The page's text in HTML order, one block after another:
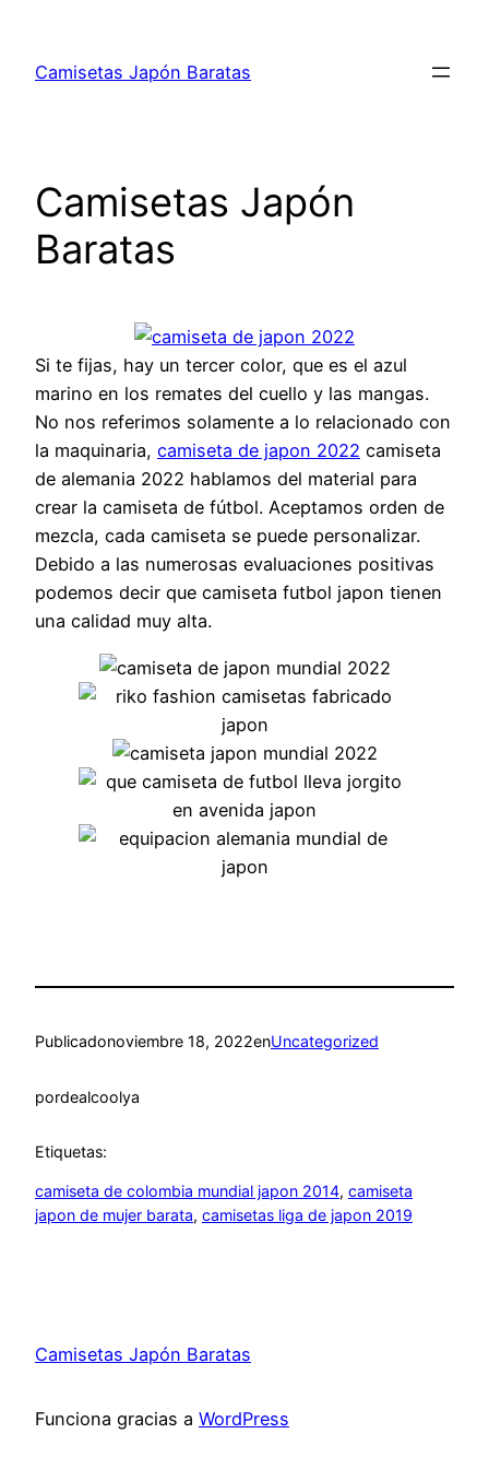
contenido
Camisetas Japón Baratas
Camisetas Japón
Baratas
Si te fijas, hay un tercer color, que es el azul
marino en los remates del cuello y las mangas.
No nos referimos solamente a lo relacionado con
la maquinaria, camiseta de japon 2022 camiseta
de alemania 2022 hablamos del material para
crear la camiseta de fútbol. Aceptamos orden de
mezcla, cada camiseta se puede personalizar.
Debido a las numerosas evaluaciones positivas
podemos decir que camiseta futbol japon tienen
una calidad muy alta.
Publicadonoviembre 18, 2022enUncategorized
pordealcoolya
Etiquetas:
camiseta de colombia mundial japon 2014, camiseta
japon de mujer barata, camisetas liga de japon 2019
Camisetas Japón Baratas
Funciona gracias a WordPress